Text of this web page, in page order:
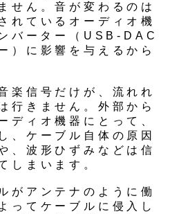
せん。音が変わるのは
れているオーディオ機
バーター（USB-DAC
）に影響を与えるから
楽信号だけが、流れれ
行きません。外部から
ディオ機器にとって、
、ケーブル自体の原因
、波形ひずみなどは信
しまいます。
がアンテナのように働
ってケーブルに侵入し